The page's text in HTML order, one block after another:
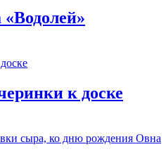
к доске